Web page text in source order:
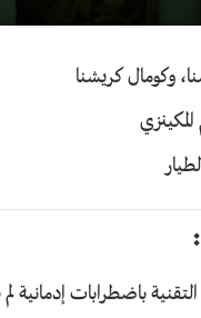
وكومال كريشنا
:
باضطرابات إدمانية